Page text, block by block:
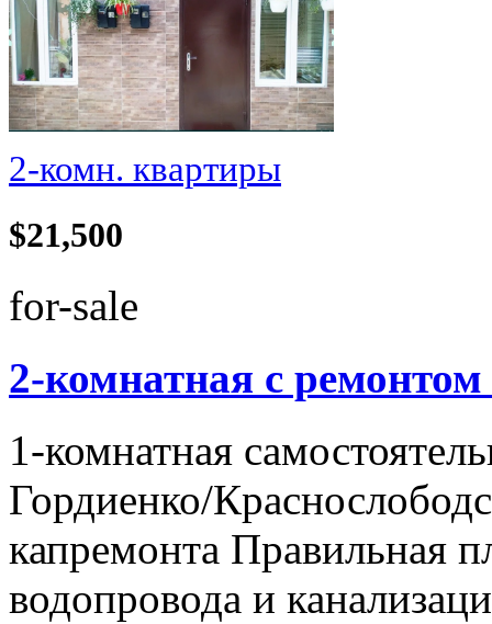
2-комн. квартиры
$21,500
for-sale
2-комнатная с
1-комнатная
Гордиенко/
капремонта Правильная
водопровода и